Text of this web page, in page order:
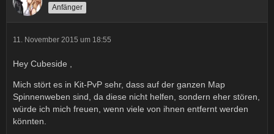
Anfänger
11. November 2015 um 18:55
Hey Cubeside ,
Mich stört es in Kit-PvP sehr, dass auf der ganzen Map
Spinnenweben sind, da diese nicht helfen, sondern eher stören,
würde ich mich freuen, wenn viele von ihnen entfernt werden
könnten.